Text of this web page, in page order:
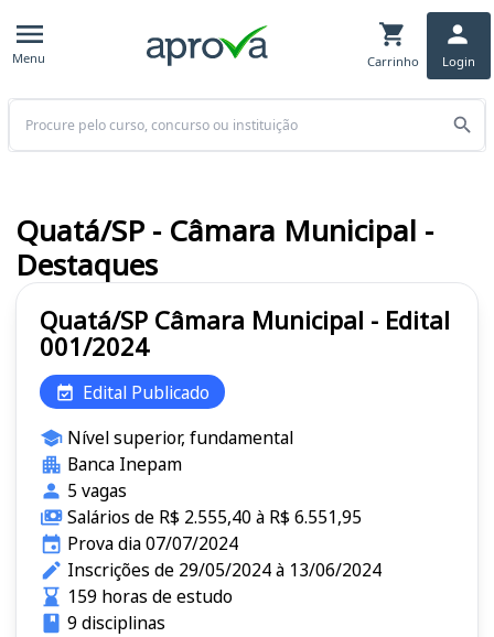
Menu Carrinho Login
Buscar
Quatá/SP Câmara Municipal - Edital
001/2024
Edital Publicado
Nível superior, fundamental
Banca Inepam
5 vagas
Salários de R$ 2.555,40 à R$ 6.551,95
Prova dia 07/07/2024
Inscrições de 29/05/2024 à 13/06/2024
159 horas de estudo
9 disciplinas
Quatá/SP - Câmara Municipal -
Destaques